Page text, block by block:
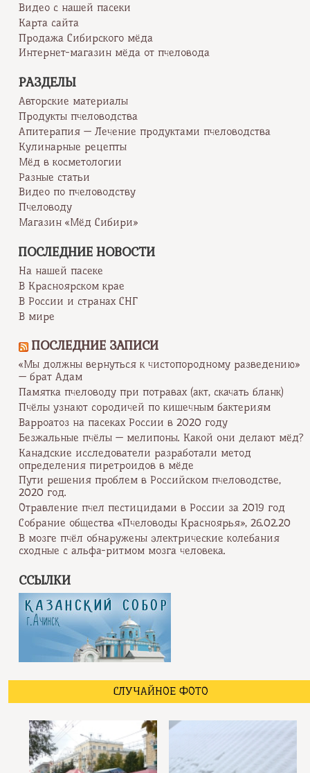
Видео с нашей пасеки
Карта сайта
Продажа Сибирского мёда
Интернет-магазин мёда от пчеловода
РАЗДЕЛЫ
Авторские материалы
Продукты пчеловодства
Апитерапия — Лечение продуктами пчеловодства
Кулинарные рецепты
Мёд в косметологии
Разные статьи
Видео по пчеловодству
Пчеловоду
Магазин «Мёд Сибири»
ПОСЛЕДНИЕ НОВОСТИ
На нашей пасеке
В Красноярском крае
В России и странах СНГ
В мире
ПОСЛЕДНИЕ ЗАПИСИ
«Мы должны вернуться к чистопородному разведению»
— брат Адам
Памятка пчеловоду при потравах (акт, скачать бланк)
Пчёлы узнают сородичей по кишечным бактериям
Варроатоз на пасеках России в 2020 году
Безжальные пчёлы — мелипоны. Какой они делают мёд?
Канадские исследователи разработали метод
определения пиретроидов в мёде
Пути решения проблем в Российском пчеловодстве,
2020 год.
Отравление пчел пестицидами в России за 2019 год
Собрание общества «Пчеловоды Красноярья», 26.02.20
В мозге пчёл обнаружены электрические колебания
сходные с альфа-ритмом мозга человека.
ССЫЛКИ
СЛУЧАЙНОЕ ФОТО